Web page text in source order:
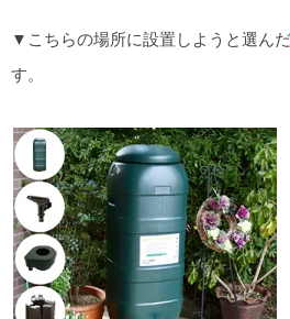
▼こちらの場所に設置しようと選んだ
す。